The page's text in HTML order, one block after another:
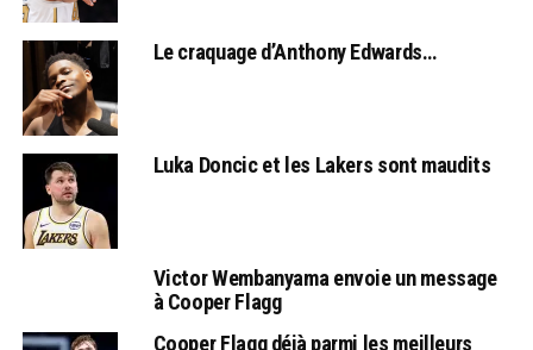
Le craquage d’Anthony Edwards…
Luka Doncic et les Lakers sont maudits
Victor Wembanyama envoie un message
à Cooper Flagg
Cooper Flagg déjà parmi les meilleurs